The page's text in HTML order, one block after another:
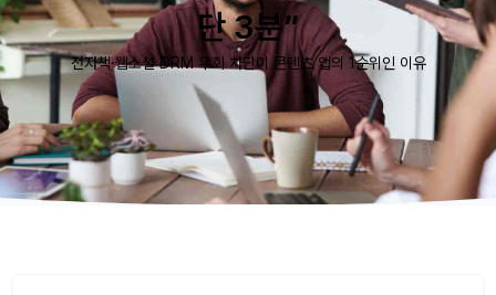
단 3분”
전자책·웹소설 DRM 우회 차단이 콘텐츠 앱의 1순위인 이유